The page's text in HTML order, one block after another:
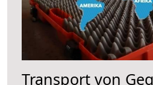
Transport von